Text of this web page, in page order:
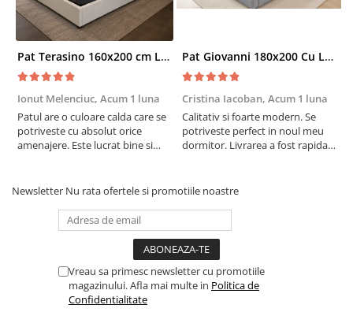
Pat Terasino 160x200 cm Lada Depozitare Tapitat Stofa Bej Somiera Inclusa
Ionut Melenciuc, Acum 1 luna
Patul are o culoare calda care se
potriveste cu absolut orice
amenajere. Este lucrat bine si
drag !
Pat Giovanni 180x200 Cu Lada De Depozitare Tapitat Catifea Gri Somiera Inclusa
Cristina Iacoban, Acum 1 luna
Calitativ si foarte modern. Se
potriveste perfect in noul meu
dormitor. Livrarea a fost rapida
Newsletter Nu rata ofertele si promotiile noastre
Vreau sa primesc newsletter cu promotiile
magazinului. Afla mai multe in Politica de
Confidentialitate